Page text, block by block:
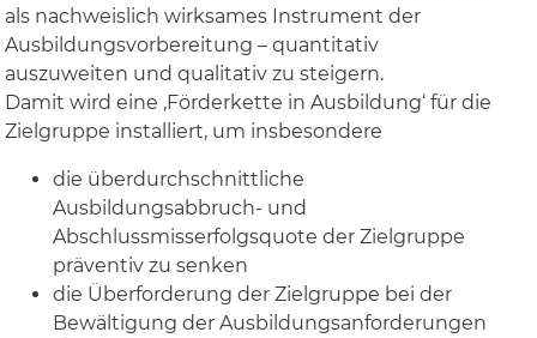
als nachweislich wirksames Instrument der
Ausbildungsvorbereitung – quantitativ
auszuweiten und qualitativ zu steigern.
Damit wird eine ‚Förderkette in Ausbildung‘ für die
Zielgruppe installiert, um insbesondere
die überdurchschnittliche
Ausbildungsabbruch- und
Abschlussmisserfolgsquote der Zielgruppe
präventiv zu senken
die Überforderung der Zielgruppe bei der
Bewältigung der Ausbildungsanforderungen